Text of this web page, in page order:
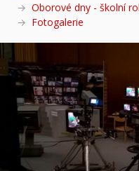
Oborové dny - školní
Fotogalerie